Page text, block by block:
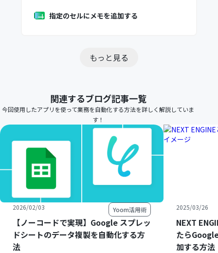
指定のセルにメモを追加する
もっと見る
関連するブログ記事一覧
今回使用したアプリを使って業務を自動化する方法を詳しく解説していま
す！
2026/02/03 Yoom活用術
【ノーコードで実現】Google スプレッ
ドシートのデータ複製を自動化する方
法
2025/03/26
NEXT
たら
加する方法